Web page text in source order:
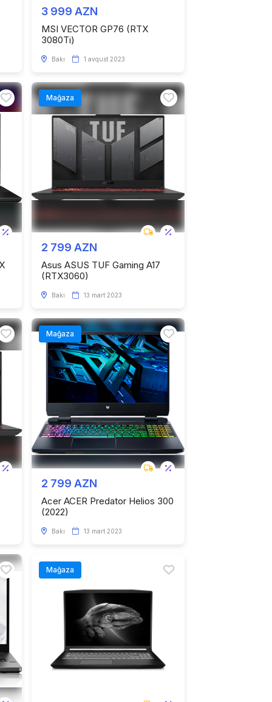
3 999 AZN
MSI VECTOR GP76 (RTX
3080Ti)
Bakı 1 avqust 2023
Mağaza
2 799 AZN
Asus ASUS TUF Gaming A17
(RTX3060)
Bakı 13 mart 2023
Mağaza
2 799 AZN
Acer ACER Predator Helios 300
(2022)
Bakı 13 mart 2023
Mağaza